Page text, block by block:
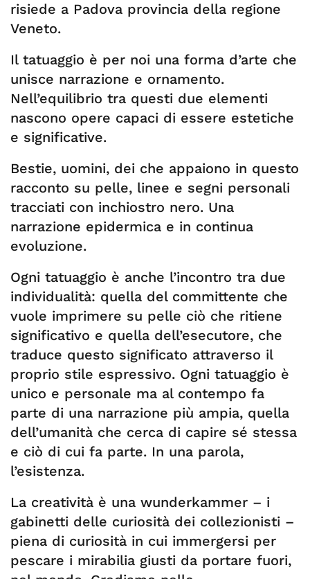
risiede a Padova provincia della regione
Veneto.
Il tatuaggio è per noi una forma d’arte che
unisce narrazione e ornamento.
Nell’equilibrio tra questi due elementi
nascono opere capaci di essere estetiche
e significative.
Bestie, uomini, dei che appaiono in questo
racconto su pelle, linee e segni personali
tracciati con inchiostro nero. Una
narrazione epidermica e in continua
evoluzione.
Ogni tatuaggio è anche l’incontro tra due
individualità: quella del committente che
vuole imprimere su pelle ciò che ritiene
significativo e quella dell’esecutore, che
traduce questo significato attraverso il
proprio stile espressivo. Ogni tatuaggio è
unico e personale ma al contempo fa
parte di una narrazione più ampia, quella
dell’umanità che cerca di capire sé stessa
e ciò di cui fa parte. In una parola,
l’esistenza.
La creatività è una wunderkammer – i
gabinetti delle curiosità dei collezionisti –
piena di curiosità in cui immergersi per
pescare i mirabilia giusti da portare fuori,